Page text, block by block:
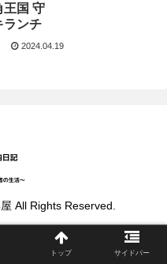
王国 守
ランチ
2024.04.19
All Rights Reserved.
トップ サイドバー